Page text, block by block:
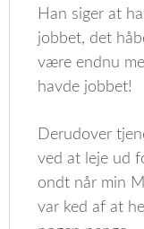
Han siger at
jobbet, det
være endnu
havde jobbet!
Derudover
ved at leje ud
ondt når min
var ked af at